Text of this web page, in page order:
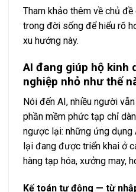
Tham khảo thêm về chủ đề
trong đời sống để hiểu rõ
xu hướng này.
AI đang giúp hộ kinh
nghiệp nhỏ như thế
Nói đến AI, nhiều người
phần mềm phức tạp chỉ
ngược lại: những ứng dụng
lại đang được triển khai ở
hàng tạp hóa, xưởng may,
Kế toán tự động — từ